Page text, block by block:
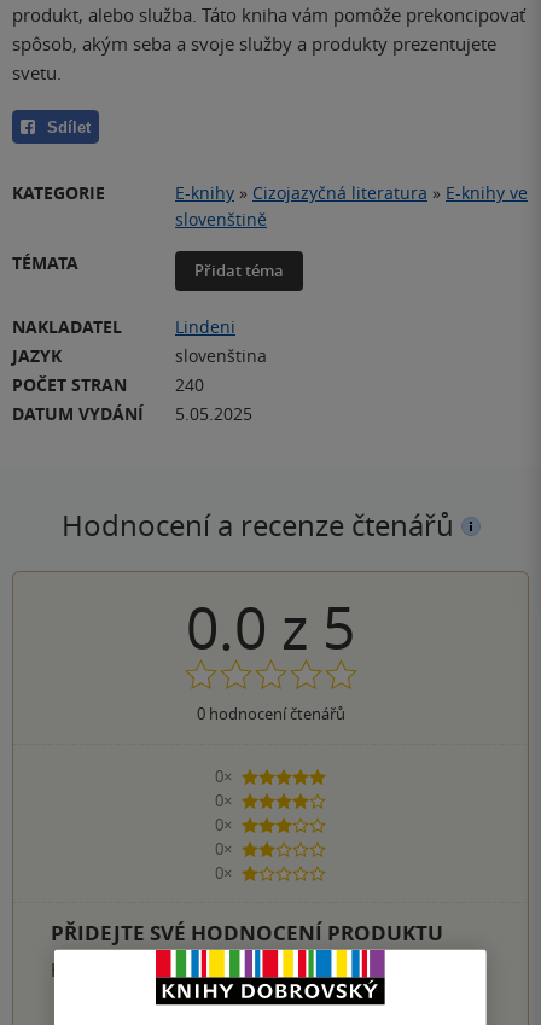
produkt, alebo služba. Táto kniha vám pomôže prekoncipovať
spôsob, akým seba a svoje služby a produkty prezentujete
svetu.
Sdílet
KATEGORIE E-knihy » Cizojazyčná literatura » E-knihy ve
slovenštině
TÉMATA
Přidat téma
NAKLADATEL
Lindeni
JAZYK
slovenština
POČET STRAN
240
DATUM VYDÁNÍ
5.05.2025
Hodnocení a recenze čtenářů
0.0 z 5
0hodnocení čtenářů
0×
5 hvězdiček
0×
4 hvězdičky
0×
3 hvězdičky
0×
2 hvězdičky
0×
1 hvezdička
PŘIDEJTE SVÉ HODNOCENÍ PRODUKTU
Hodnocení našich knihkupců: 0.0 z 5